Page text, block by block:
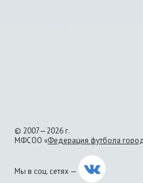
© 2007—2026 г.
МФСОО «Федерация футбола
Мы в соц. сетях —